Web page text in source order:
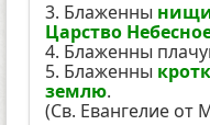
3. Блаженны
Царство
4. Блаженны
5. Блаженны
землю.
(Св. Евангелие от